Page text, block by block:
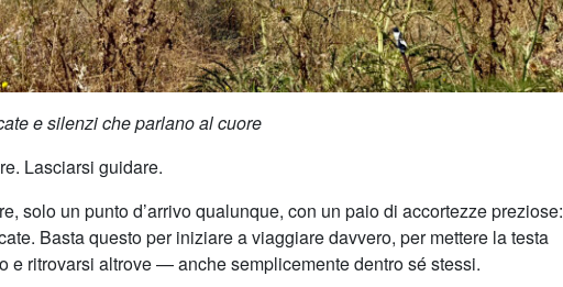
e silenzi che parlano al cuore
Lasciarsi guidare.
solo un punto d’arrivo qualunque, con un paio di accortezze preziose:
Basta questo per iniziare a viaggiare davvero, per mettere la testa
e ritrovarsi altrove — anche semplicemente dentro sé stessi.